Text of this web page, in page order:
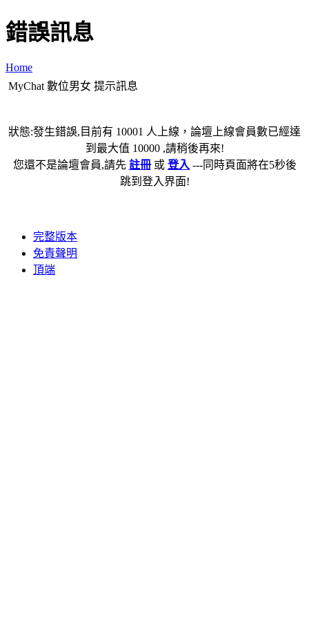
錯誤訊息
Home
MyChat 數位男女 提示訊息
狀態:發生錯誤,目前有 10001 人上線，論壇上線會員數已經達
到最大值 10000 ,請稍後再來!
您還不是論壇會員,請先 註冊或 登入 ---同時頁面將在5秒後
跳到登入界面!
完整版本
免責聲明
頂端